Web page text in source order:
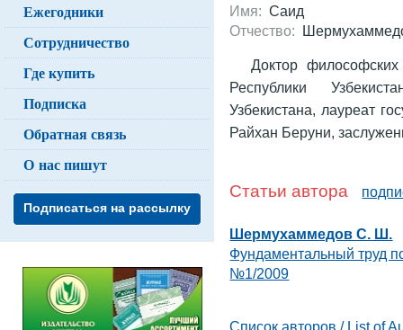
Имя: Саид
Отчество:
Доктор
Республики
Узбекистана, лауреат
Райхан Беруни,
Статьи автора
Шермухаммедов С. Ш.
Фундаментальный труд
№1/2009
Список авторов / List of
Ежегодники
Сотрудничество
Где купить
Подписка
Обратная связь
О нас пишут
Подписаться на рассылку